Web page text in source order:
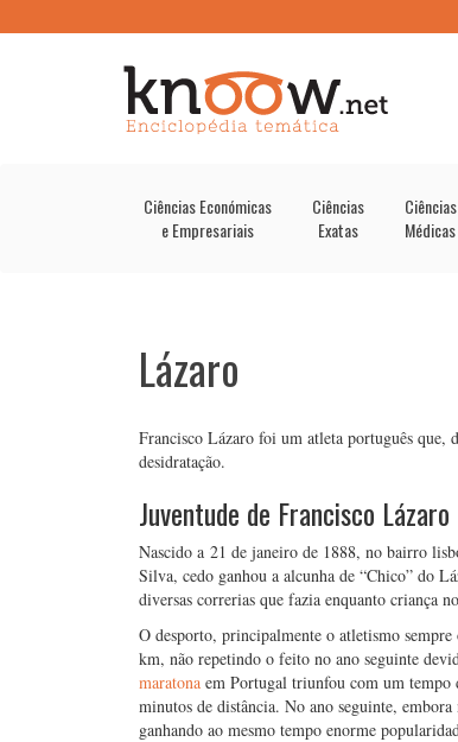
Ciências Económicas
e Empresariais
Ciências
Exatas
Ciências
Médicas
Lázaro
Francisco Lázaro foi um atleta português que,
desidratação.
Juventude de Francisco Lázaro
Nascido a 21 de janeiro de 1888, no bairro
Silva, cedo ganhou a alcunha de “Chico” do
diversas correrias que fazia enquanto criança
O desporto, principalmente o atletismo
km, não repetindo o feito no ano seguinte
maratona em Portugal triunfou com um tempo
minutos de distância. No ano seguinte,
ganhando ao mesmo tempo enorme